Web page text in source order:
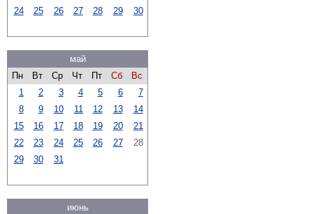
24
25 26 27 28 29 30
май
Пн
Вт Ср Чт Пт Сб
Вс
1
2 3 4 5 6
7
8
9 10 11 12 13
14
15
16 17 18 19 20
21
22
23 24 25 26 27
28
29
30 31
июнь